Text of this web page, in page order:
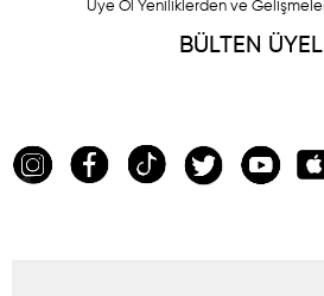
Üye Ol Yeniliklerden ve
BÜLTEN